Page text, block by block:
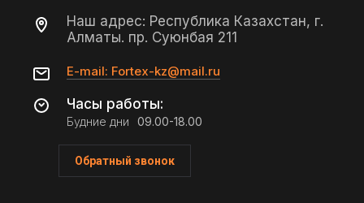
Наш адрес: Республика Казахстан, г.
Алматы. пр. Суюнбая 211
E-mail: Fortex-kz@mail.ru
Часы работы:
Будние дни 09.00-18.00
Обратный звонок